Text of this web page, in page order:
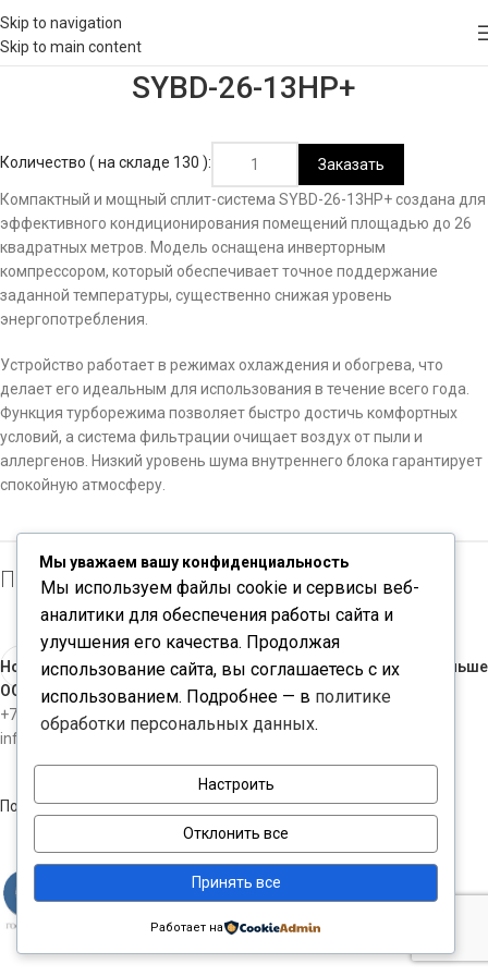
Skip to navigation
Skip to main content
SYBD-26-13HP+
Количество ( на складе 130 ):
Заказать
Компактный и мощный сплит-система SYBD-26-13HP+ создана для
эффективного кондиционирования помещений площадью до 26
квадратных метров. Модель оснащена инверторным
компрессором, который обеспечивает точное поддержание
заданной температуры, существенно снижая уровень
энергопотребления.
Устройство работает в режимах охлаждения и обогрева, что
делает его идеальным для использования в течение всего года.
Функция турборежима позволяет быстро достичь комфортных
условий, а система фильтрации очищает воздух от пыли и
аллергенов. Низкий уровень шума внутреннего блока гарантирует
спокойную атмосферу.
Производитель: Mini-Circuits
Новые
Раньше
ООО "ЧИПКОНТАКТ"
+7-812-3098534
info@chipcontact.ru
Политика конфиденциальности
Мы уважаем вашу конфиденциальность
Мы используем файлы cookie и сервисы веб-
аналитики для обеспечения работы сайта и
улучшения его качества. Продолжая
использование сайта, вы соглашаетесь с их
использованием. Подробнее — в политике
обработки персональных данных.
Настроить
Отклонить все
Принять все
Работает на